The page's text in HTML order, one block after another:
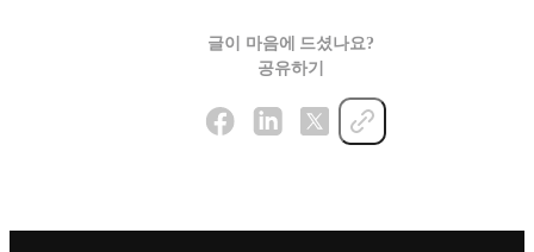
글이 마음에 드셨나요?
공유하기